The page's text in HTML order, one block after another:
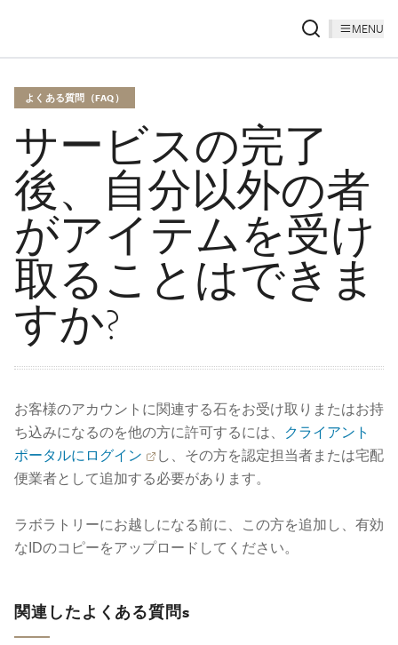
MENU
よくある質問（FAQ）
サービスの完了
後、自分以外の者
がアイテムを受け
取ることはできま
すか?
お客様のアカウントに関連する石をお受け取りまたはお持
ち込みになるのを他の方に許可するには、
クライアント
ポータルにログイン
し、その方を認定担当者または宅配
便業者として追加する必要があります。
ラボラトリーにお越しになる前に、この方を追加し、有効
なIDのコピーをアップロードしてください。
関連したよくある質問s